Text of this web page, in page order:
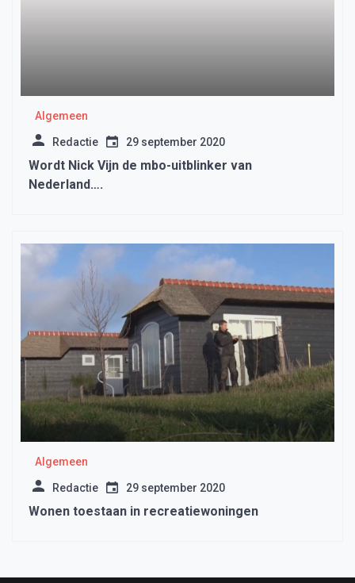
Algemeen
Redactie 29 september 2020
Wordt Nick Vijn de mbo-uitblinker van
Nederland….
Algemeen
Redactie 29 september 2020
Wonen toestaan in recreatiewoningen